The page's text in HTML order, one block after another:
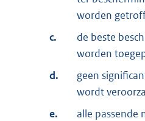
worden
c.
de beste
worden
d.
geen
wordt
e.
alle passende